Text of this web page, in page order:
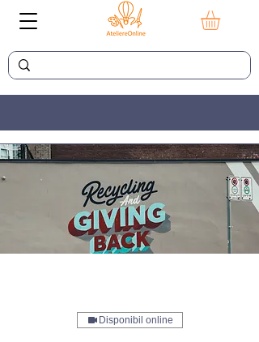
Disponibil online